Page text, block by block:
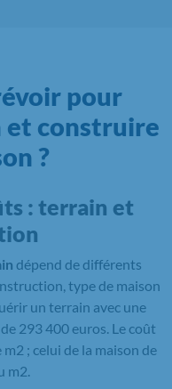
pour
et construire
?
: terrain et
dépend de différents
type de maison
un terrain avec une
293 400 euros. Le coût
; celui de la maison de
m2.